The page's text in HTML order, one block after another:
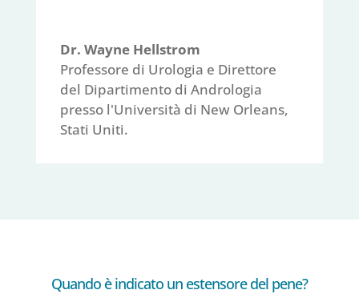
Dr. Wayne Hellstrom
Professore di Urologia e Direttore
del Dipartimento di Andrologia
presso l'Università di New Orleans,
Stati Uniti.
Quando è indicato un estensore del pene?